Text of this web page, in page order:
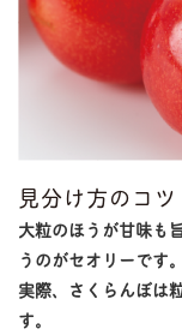
見分け方のコ
大粒のほうが甘味も
うのがセオリーです。
実際、さくらんぼは
す。